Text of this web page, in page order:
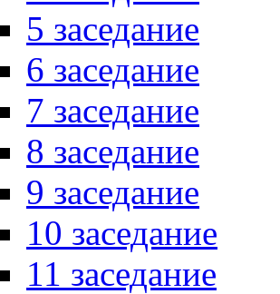
5 заседание
6 заседание
7 заседание
8 заседание
9 заседание
10 заседание
11 заседание